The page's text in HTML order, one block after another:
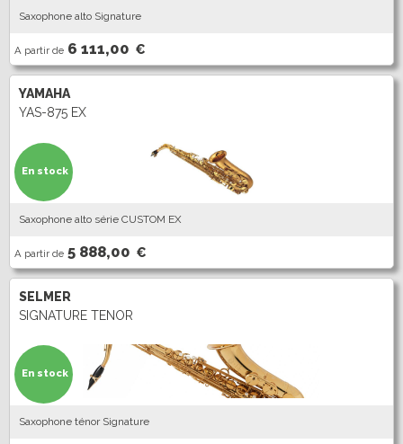
Saxophone alto Signature
A partir de 6 111,00 €
YAMAHA
YAS-875 EX
Saxophone alto série CUSTOM EX
A partir de 5 888,00 €
En stock
SELMER
SIGNATURE TENOR
Saxophone ténor Signature
En stock